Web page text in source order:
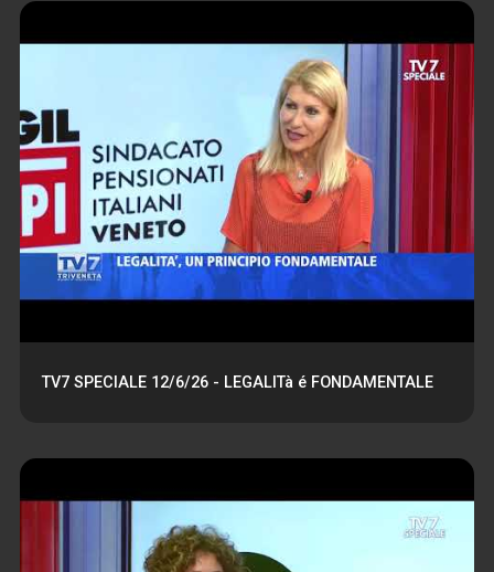
TV7 SPECIALE 12/6/26 - LEGALITà é FONDAMENTALE